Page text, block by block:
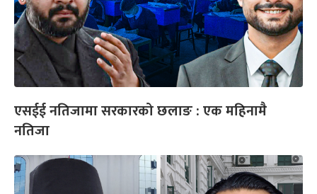
एसईई नतिजामा सरकारको छलाङ : एक महिनामै
नतिजा